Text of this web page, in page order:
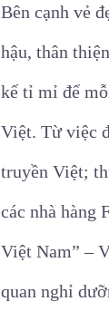
Bên cạnh vẻ
hậu, thân
kế tỉ mỉ để
Việt. Từ việc
truyền Việt;
các nhà hàng
Việt Nam” –
quan nghỉ